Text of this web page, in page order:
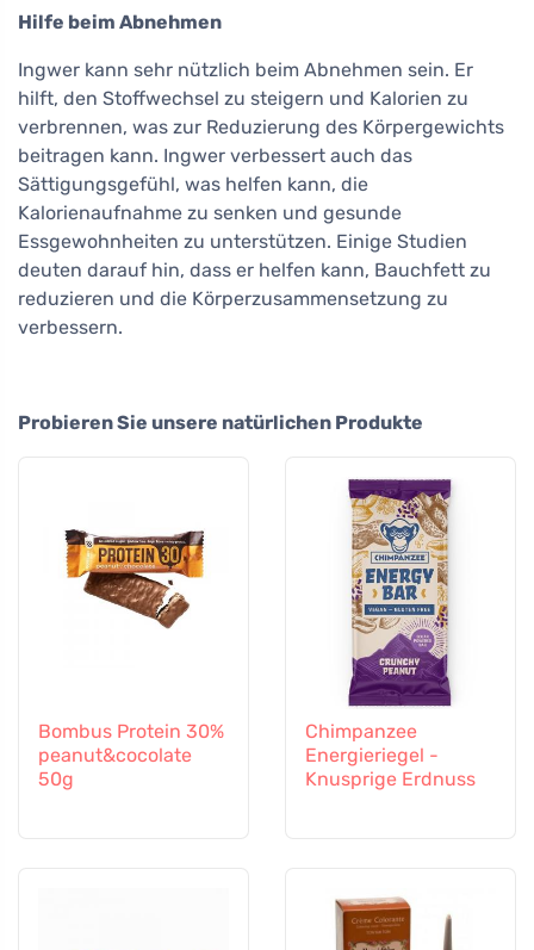
Hilfe beim Abnehmen
Ingwer kann sehr nützlich beim Abnehmen sein. Er
hilft, den Stoffwechsel zu steigern und Kalorien zu
verbrennen, was zur Reduzierung des Körpergewichts
beitragen kann. Ingwer verbessert auch das
Sättigungsgefühl, was helfen kann, die
Kalorienaufnahme zu senken und gesunde
Essgewohnheiten zu unterstützen. Einige Studien
deuten darauf hin, dass er helfen kann, Bauchfett zu
reduzieren und die Körperzusammensetzung zu
verbessern.
Probieren Sie unsere natürlichen Produkte
Bombus Protein 30%
peanut&cocolate
50g
Chimpanzee
Energieriegel -
Knusprige Erdnuss